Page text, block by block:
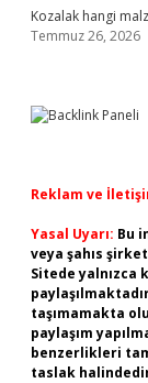
Kozalak hangi
Temmuz 26, 2026
Reklam ve
Yasal Uyarı: Bu
veya şahıs
Sitede yalnızca
taşımamakta
paylaşım
benzerlikleri
taslak